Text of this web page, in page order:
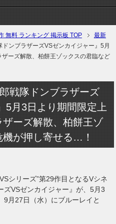
無料 ランキング 掲示板 TOP
最新
ンブラザーズVSゼンカイジャー』5月
ーズ解散、柏餅王ゾックスの君臨など
戦隊ドンブラザーズ
5月3日より期間限定上
ーズ解散、柏餅王ゾ
が押し寄せる…！
シリーズ”第29作目となるVシネ
ズVSゼンカイジャー』が、5月3
9月27日（水）にブルーレイと